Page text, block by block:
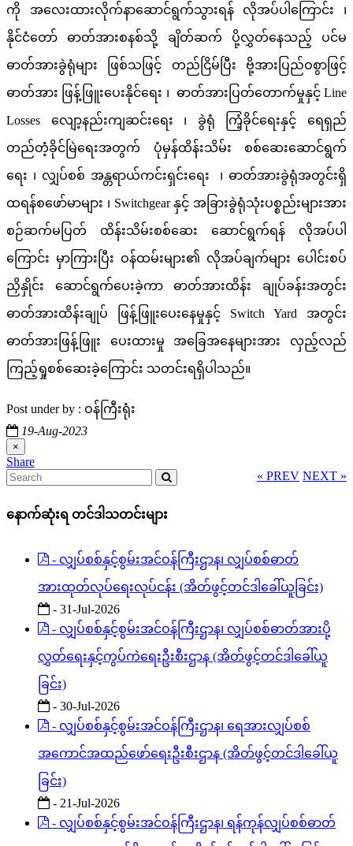
ကို အလေးထားလိုက်နာဆောင်ရွက်သွားရန် လိုအပ်ပါကြောင်း ၊
နိုင်ငံတော် ဓာတ်အားစနစ်သို့ ချိတ်ဆက် ပို့လွှတ်နေသည့် ပင်မ
ဓာတ်အားခွဲရုံများ ဖြစ်သဖြင့် တည်ငြိမ်ပြီး ဗို့အားပြည်ဝစွာဖြင့်
ဓာတ်အား ဖြန့်ဖြူးပေးနိုင်ရေး ၊ ဓာတ်အားပြတ်တောက်မှုနှင့် Line
Losses လျော့နည်းကျဆင်းရေး ၊ ခွဲရုံ ကြံ့ခိုင်ရေးနှင့် ရေရှည်
တည်တံ့ခိုင်မြဲရေးအတွက် ပုံမှန်ထိန်းသိမ်း စစ်ဆေးဆောင်ရွက်
ရေး ၊ လျှပ်စစ် အန္တရာယ်ကင်းရှင်းရေး ၊ ဓာတ်အားခွဲရုံအတွင်းရှိ
ထရန်စဖော်မာများ ၊ Switchgear နှင့် အခြားခွဲရုံသုံးပစ္စည်းများအား
စဉ်ဆက်မပြတ် ထိန်းသိမ်းစစ်ဆေး ဆောင်ရွက်ရန် လိုအပ်ပါ
ကြောင်း မှာကြားပြီး ဝန်ထမ်းများ၏ လိုအပ်ချက်များ ပေါင်းစပ်
ညှိနှိုင်း ဆောင်ရွက်ပေးခဲ့ကာ ဓာတ်အားထိန်း ချုပ်ခန်းအတွင်း
ဓာတ်အားထိန်းချုပ် ဖြန့်ဖြူးပေးနေမှုနှင့် Switch Yard အတွင်း
ဓာတ်အားဖြန့်ဖြူး ပေးထားမှု အခြေအနေများအား လှည့်လည်
ကြည့်ရှုစစ်ဆေးခဲ့ကြောင်း သတင်းရရှိပါသည်။
Post under by : ဝန်ကြီးရုံး
19-Aug-2023
×
နောက်ဆုံးရ တင်ဒါသတင်းများ
- လျှပ်စစ်နှင့်စွမ်းအင်ဝန်ကြီးဌာန၊ လျှပ်စစ်ဓာတ်
အားထုတ်လုပ်ရေးလုပ်ငန်း (အိတ်ဖွင့်တင်ဒါခေါ်ယူခြင်း)
- 31-Jul-2026
- လျှပ်စစ်နှင့်စွမ်းအင်ဝန်ကြီးဌာန၊ လျှပ်စစ်ဓာတ်အားပို့
လွှတ်ရေးနှင့်ကွပ်ကဲရေးဦးစီးဌာန (အိတ်ဖွင့်တင်ဒါခေါ်ယူ
ခြင်း)
- 30-Jul-2026
- လျှပ်စစ်နှင့်စွမ်းအင်ဝန်ကြီးဌာန၊ ရေအားလျှပ်စစ်
အကောင်အထည်ဖော်ရေးဦးစီးဌာန (အိတ်ဖွင့်တင်ဒါခေါ်ယူ
ခြင်း)
- 21-Jul-2026
- လျှပ်စစ်နှင့်စွမ်းအင်ဝန်ကြီးဌာန၊ ရန်ကုန်လျှပ်စစ်ဓာတ်